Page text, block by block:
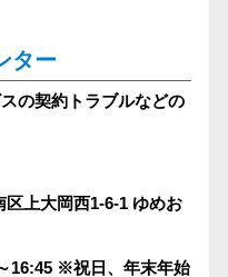
ター
の契約トラブルなどの
上大岡西1-6-1 ゆめお
16:45※祝日、年末年始